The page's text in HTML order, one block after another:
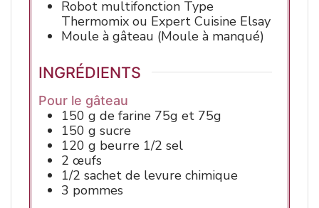
Robot multifonction Type
Thermomix ou Expert Cuisine Elsay
Moule à gâteau (Moule à manqué)
INGRÉDIENTS
Pour le gâteau
150 g de farine 75g et 75g
150 g sucre
120 g beurre 1/2 sel
2 œufs
1/2 sachet de levure chimique
3 pommes